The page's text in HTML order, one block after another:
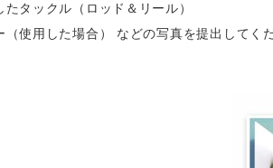
たタックル（ロッド＆リール）
（使用した場合） などの写真を提出してくだ